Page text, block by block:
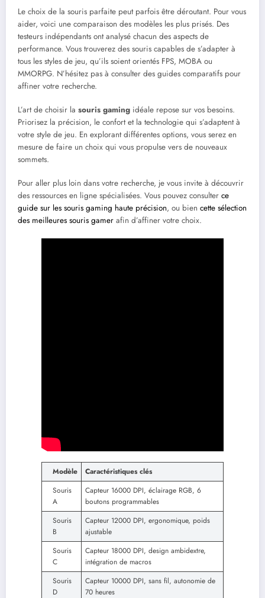
Le choix de la souris parfaite peut parfois être déroutant. Pour vous
aider, voici une comparaison des modèles les plus prisés. Des
testeurs indépendants ont analysé chacun des aspects de
performance. Vous trouverez des souris capables de s’adapter à
tous les styles de jeu, qu’ils soient orientés FPS, MOBA ou
MMORPG. N’hésitez pas à consulter des guides comparatifs pour
affiner votre recherche.
L’art de choisir la souris gaming idéale repose sur vos besoins.
Priorisez la précision, le confort et la technologie qui s’adaptent à
votre style de jeu. En explorant différentes options, vous serez en
mesure de faire un choix qui vous propulse vers de nouveaux
sommets.
Pour aller plus loin dans votre recherche, je vous invite à découvrir
des ressources en ligne spécialisées. Vous pouvez consulter ce
guide sur les souris gaming haute précision, ou bien cette sélection
des meilleures souris gamer afin d’affiner votre choix.
Modèle
Caractéristiques clés
Souris
A
Capteur 16000 DPI, éclairage RGB, 6
boutons programmables
Souris
B
Capteur 12000 DPI, ergonomique, poids
ajustable
Souris
C
Capteur 18000 DPI, design ambidextre,
intégration de macros
Souris
D
Capteur 10000 DPI, sans fil, autonomie de
70 heures